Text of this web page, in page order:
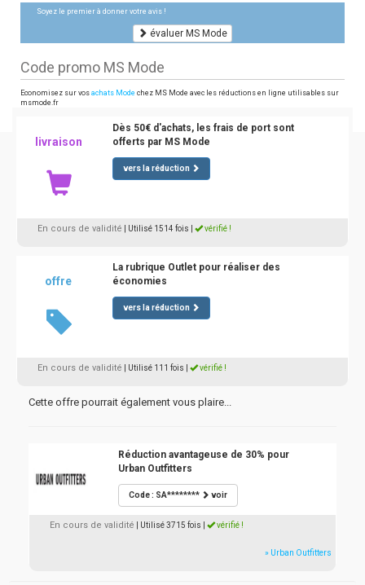
Soyez le premier à donner votre avis !
évaluer MS Mode
Code promo MS Mode
Economisez sur vos achats Mode chez MS Mode avec les réductions en ligne utilisables sur
msmode.fr
livraison
Dès 50€ d'achats, les frais de port sont
offerts par MS Mode
vers la réduction
En cours de validité | Utilisé 1514 fois vérifié !
offre
La rubrique Outlet pour réaliser des
économies
vers la réduction
En cours de validité | Utilisé 111 fois vérifié !
Cette offre pourrait également vous plaire...
Réduction avantageuse de 30% pour
Urban Outfitters
Code : SA******** voir
En cours de validité | Utilisé 3715 fois vérifié !
» Urban Outfitters